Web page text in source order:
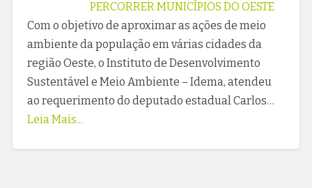
PERCORRER MUNICÍPIOS DO OESTE
Com o objetivo de aproximar as ações de meio
ambiente da população em várias cidades da
região Oeste, o Instituto de Desenvolvimento
Sustentável e Meio Ambiente – Idema, atendeu
ao requerimento do deputado estadual Carlos…
Leia Mais...